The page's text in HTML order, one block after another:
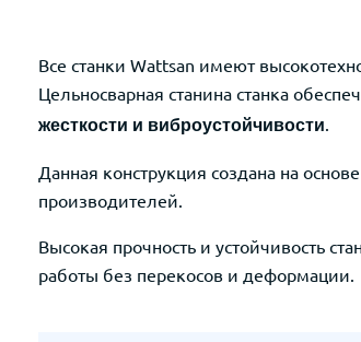
Все станки Wattsan имеют
Цельносварная станина станка
жесткости и виброустойчивости
Данная конструкция создана на
производителей.
Высокая прочность и устойчивость
работы без перекосов и деформации.